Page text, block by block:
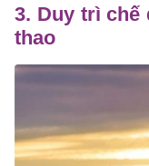
3. Duy trì chế
thao